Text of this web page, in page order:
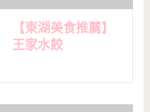
【東湖美食推薦】
王家水餃